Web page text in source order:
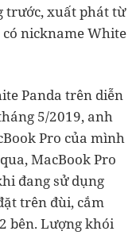
trước, xuất phát từ
nickname White
Panda trên diễn
5/2019, anh
Pro của mình
MacBook Pro
đang sử dụng
trên đùi, cắm
bên. Lượng khói